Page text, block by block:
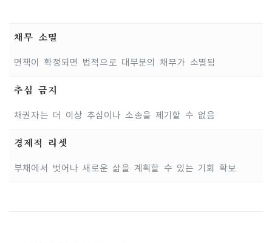
채무 소멸
면책이 확정되면 법적으로 대부분의 채무가 소멸됨
추심 금지
채권자는 더 이상 추심이나 소송을 제기할 수 없음
경제적 리셋
부채에서 벗어나 새로운 삶을 계획할 수 있는 기회 확보